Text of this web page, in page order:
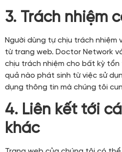
3. Trách nhiệm
Người dùng tự chịu trách nhiệm
từ trang web. Doctor Network
chịu trách nhiệm cho bất kỳ
quả nào phát sinh từ việc sử
dụng thông tin mà chúng tôi
4. Liên kết tới
khác